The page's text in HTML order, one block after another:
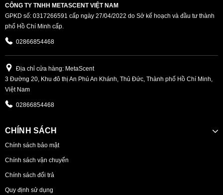
CÔNG TY TNHH METASCENT VIỆT NAM
GPKD số: 0317266591 cấp ngày 27/04/2022 do Sở kế hoạch và đầu tư thành
phố Hồ Chí Minh cấp.
02866854468
Địa chỉ cửa hàng: MetaScent
3 Đường 20, Khu đô thị An Phú An Khánh, Thủ Đức, Thành phố Hồ Chí Minh,
Việt Nam
02866854468
CHÍNH SÁCH
Chính sách bảo mật
Chính sách vận chuyển
Chính sách đổi trả
Quy định sử dụng